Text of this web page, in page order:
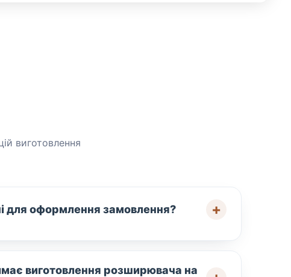
виготовлення
для оформлення замовлення?
виготовлення розширювача на